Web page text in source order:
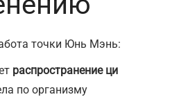
точки Юнь Мэнь:
распространение ци
по организму